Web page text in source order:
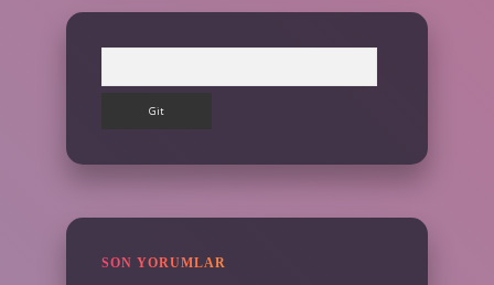
SON YORUMLAR